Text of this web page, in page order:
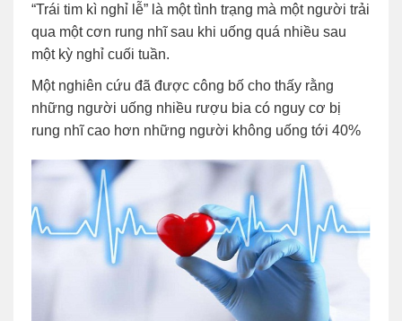
“Trái tim kì nghỉ lễ” là một tình trạng mà một người trải
qua một cơn rung nhĩ sau khi uống quá nhiều sau
một kỳ nghỉ cuối tuần.
Một nghiên cứu đã được công bố cho thấy rằng
những người uống nhiều rượu bia có nguy cơ bị
rung nhĩ cao hơn những người không uống tới 40%